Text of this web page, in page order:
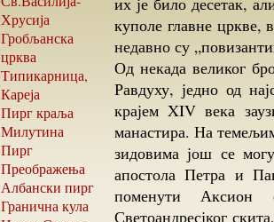
Хрусија
Гробљанска
црква
Типикарница,
Кареја
Пирг краља
Милутина
Пирг
Преображења
Албански пирг
Гранична кула
куполе главне цркве,
недавно су
Од некада великог
Равдуху, једно од
крајем XIV века
манастира. На
зидовима још се
апостола Петра и
поменути Аксион
Светоандресјког